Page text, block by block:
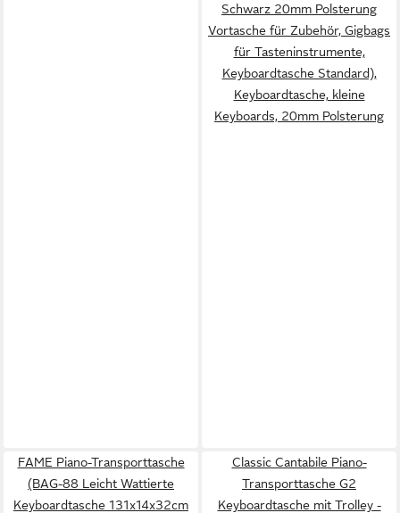
Schwarz 20mm Polsterung
Vortasche für Zubehör, Gigbags
für Tasteninstrumente,
Keyboardtasche Standard),
Keyboardtasche, kleine
Keyboards, 20mm Polsterung
FAME Piano-Transporttasche
(BAG-88 Leicht Wattierte
Keyboardtasche 131x14x32cm
Classic Cantabile Piano-
Transporttasche G2
Keyboardtasche mit Trolley -